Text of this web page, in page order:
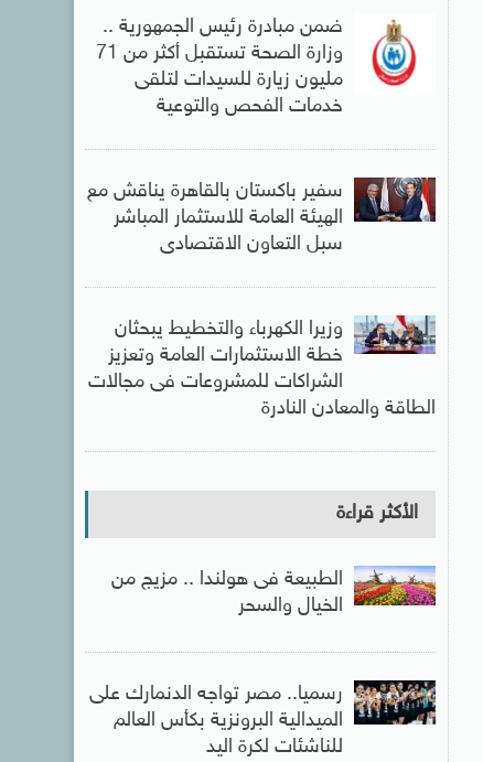
ضمن مبادرة رئيس الجمهورية ..
وزارة الصحة تستقبل أكثر من 71
مليون زيارة للسيدات لتلقى
خدمات الفحص والتوعية
سفير باكستان بالقاهرة يناقش مع
الهيئة العامة للاستثمار المباشر
سبل التعاون الاقتصادى
وزيرا الكهرباء والتخطيط يبحثان
خطة الاستثمارات العامة وتعزيز
الشراكات للمشروعات فى مجالات
الطاقة والمعادن النادرة
الأكثر قراءة
الطبيعة فى هولندا .. مزيج من
الخيال والسحر
رسميا.. مصر تواجه الدنمارك على
الميدالية البرونزية بكأس العالم
للناشئات لكرة اليد